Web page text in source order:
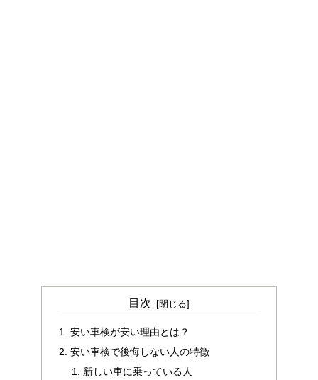
目次
安い車検が安い理由とは？
安い車検で後悔しない人の特徴
新しい車に乗っている人